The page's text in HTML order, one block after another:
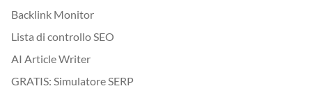
Backlink Monitor
Lista di controllo SEO
AI Article Writer
GRATIS: Simulatore SERP